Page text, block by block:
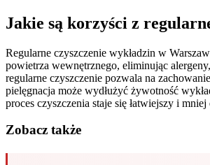
Jakie są korzyści z
Regularne czyszczenie wykładzin w
powietrza wewnętrznego, eliminując
regularne czyszczenie pozwala na
pielęgnacja może wydłużyć żywotność
proces czyszczenia staje się łatwiejszy i mniej
Zobacz także